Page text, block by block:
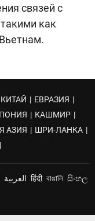
связей с
как
КИТАЙ | ЕВРАЗИЯ |
| КАШМИР |
АЗИЯ | ШРИ-ЛАНКА |
|
العربية हिंदी বাঙালি සිංහල